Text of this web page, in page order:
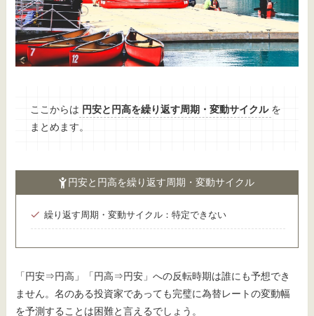
ここからは 円安と円高を繰り返す周期・変動サイクル を
まとめます。
円安と円高を繰り返す周期・変動サイクル
繰り返す周期・変動サイクル：特定できない
「円安⇒円高」「円高⇒円安」への反転時期は誰にも予想でき
ません。名のある投資家であっても完璧に為替レートの変動幅
を予測することは困難と言えるでしょう。